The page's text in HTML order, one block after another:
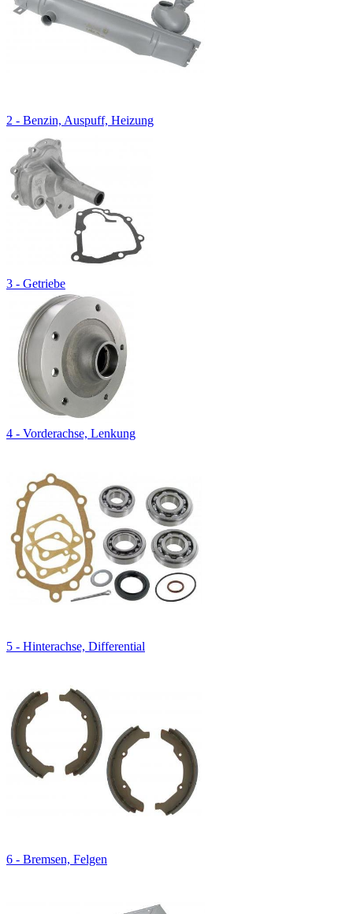
2 - Benzin, Auspuff, Heizung
3 - Getriebe
4 - Vorderachse, Lenkung
5 - Hinterachse, Differential
6 - Bremsen, Felgen